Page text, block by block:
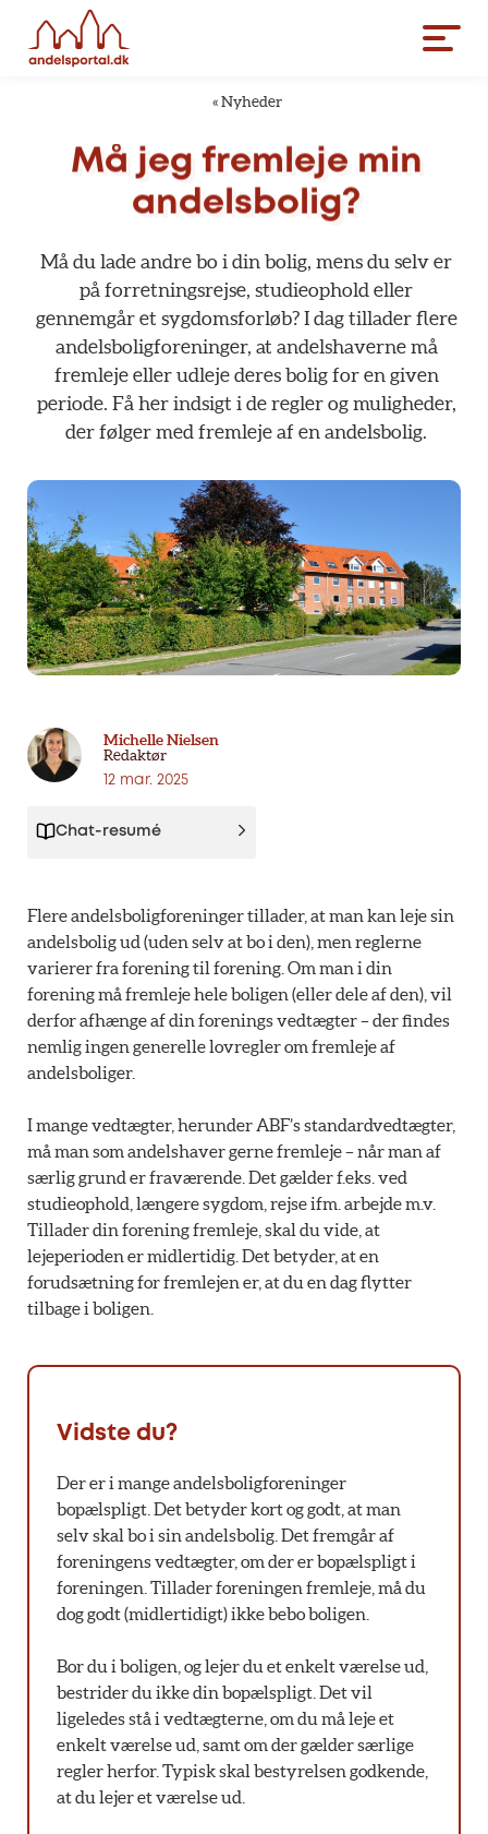
« Nyheder
Må jeg fremleje min
andelsbolig?
Må du lade andre bo i din bolig, mens du selv er
på forretningsrejse, studieophold eller
gennemgår et sygdomsforløb? I dag tillader flere
andelsboligforeninger, at andelshaverne må
fremleje eller udleje deres bolig for en given
periode. Få her indsigt i de regler og muligheder,
der følger med fremleje af en andelsbolig.
Michelle Nielsen
Redaktør
12 mar. 2025
Chat-resumé
Flere andelsboligforeninger tillader, at man kan leje sin
andelsbolig ud (uden selv at bo i den), men reglerne
varierer fra forening til forening. Om man i din
forening må fremleje hele boligen (eller dele af den), vil
derfor afhænge af din forenings vedtægter – der findes
nemlig ingen generelle lovregler om fremleje af
andelsboliger.
I mange vedtægter, herunder ABF’s standardvedtægter,
må man som andelshaver gerne fremleje – når man af
særlig grund er fraværende. Det gælder f.eks. ved
studieophold, længere sygdom, rejse ifm. arbejde m.v.
Tillader din forening fremleje, skal du vide, at
lejeperioden er midlertidig. Det betyder, at en
forudsætning for fremlejen er, at du en dag flytter
tilbage i boligen.
Vidste du?
Der er i mange andelsboligforeninger
bopælspligt. Det betyder kort og godt, at man
selv skal bo i sin andelsbolig. Det fremgår af
foreningens vedtægter, om der er bopælspligt i
foreningen. Tillader foreningen fremleje, må du
dog godt (midlertidigt) ikke bebo boligen.
Bor du i boligen, og lejer du et enkelt værelse ud,
bestrider du ikke din bopælspligt. Det vil
ligeledes stå i vedtægterne, om du må leje et
enkelt værelse ud, samt om der gælder særlige
regler herfor. Typisk skal bestyrelsen godkende,
at du lejer et værelse ud.